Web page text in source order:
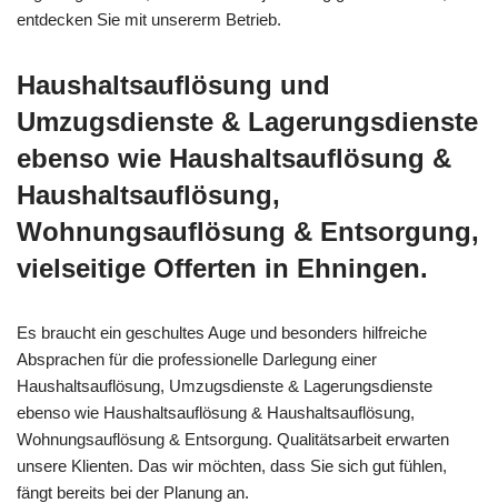
entdecken Sie mit unsererm Betrieb.
Haushaltsauflösung und
Umzugsdienste & Lagerungsdienste
ebenso wie Haushaltsauflösung &
Haushaltsauflösung,
Wohnungsauflösung & Entsorgung,
vielseitige Offerten in Ehningen.
Es braucht ein geschultes Auge und besonders hilfreiche
Absprachen für die professionelle Darlegung einer
Haushaltsauflösung, Umzugsdienste & Lagerungsdienste
ebenso wie Haushaltsauflösung & Haushaltsauflösung,
Wohnungsauflösung & Entsorgung. Qualitätsarbeit erwarten
unsere Klienten. Das wir möchten, dass Sie sich gut fühlen,
fängt bereits bei der Planung an.